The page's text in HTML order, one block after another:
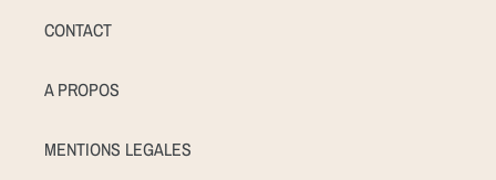
CONTACT
A PROPOS
MENTIONS LEGALES